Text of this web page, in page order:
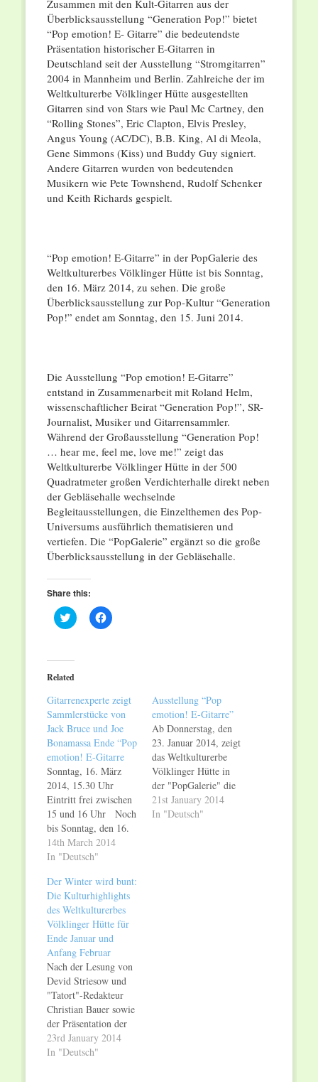
Zusammen mit den Kult-Gitarren aus der
Überblicksausstellung “Generation Pop!” bietet
“Pop emotion! E- Gitarre” die bedeutendste
Präsentation historischer E-Gitarren in
Deutschland seit der Ausstellung “Stromgitarren”
2004 in Mannheim und Berlin. Zahlreiche der im
Weltkulturerbe Völklinger Hütte ausgestellten
Gitarren sind von Stars wie Paul Mc Cartney, den
“Rolling Stones”, Eric Clapton, Elvis Presley,
Angus Young (AC/DC), B.B. King, Al di Meola,
Gene Simmons (Kiss) und Buddy Guy signiert.
Andere Gitarren wurden von bedeutenden
Musikern wie Pete Townshend, Rudolf Schenker
und Keith Richards gespielt.
“Pop emotion! E-Gitarre” in der PopGalerie des
Weltkulturerbes Völklinger Hütte ist bis Sonntag,
den 16. März 2014, zu sehen. Die große
Überblicksausstellung zur Pop-Kultur “Generation
Pop!” endet am Sonntag, den 15. Juni 2014.
Die Ausstellung “Pop emotion! E-Gitarre”
entstand in Zusammenarbeit mit Roland Helm,
wissenschaftlicher Beirat “Generation Pop!”, SR-
Journalist, Musiker und Gitarrensammler.
Während der Großausstellung “Generation Pop!
… hear me, feel me, love me!” zeigt das
Weltkulturerbe Völklinger Hütte in der 500
Quadratmeter großen Verdichterhalle direkt neben
der Gebläsehalle wechselnde
Begleitausstellungen, die Einzelthemen des Pop-
Universums ausführlich thematisieren und
vertiefen. Die “PopGalerie” ergänzt so die große
Überblicksausstellung in der Gebläsehalle.
Share this:
Click
to
(Opens
in
new
Click
to
Related
Gitarrenexperte zeigt
Sammlerstücke von
Jack Bruce und Joe
Bonamassa Ende “Pop
emotion! E-Gitarre
Sonntag, 16. März
2014, 15.30 Uhr
Eintritt frei zwischen
15 und 16 Uhr Noch
bis Sonntag, den 16.
März 2014, zeigt das
Weltkulturerbe
der "PopGalerie" die
Ausstellung "Pop
emotion! E-Gitarre".
Zu sehen sind 24
elektrische Gitarren
und Verstärker, die die
Entwicklung der Pop-
Musik beeinflusst
haben und…
14th March 2014
In "Deutsch"
Ausstellung “Pop
emotion! E-Gitarre”
Ab Donnerstag, den
23. Januar 2014, zeigt
das Weltkulturerbe
Völklinger Hütte in
der "PopGalerie" die
Ausstellung "Pop
emotion! E-Gitarre".
21st January 2014
In "Deutsch"
Der Winter wird bunt:
Die Kulturhighlights
des Weltkulturerbes
Völklinger Hütte für
Ende Januar und
Anfang Februar
Nach der Lesung von
Devid Striesow und
"Tatort"-Redakteur
Christian Bauer sowie
der Präsentation der
neuesten Innovation
aus dem Deutschen
23rd January 2014
In "Deutsch"